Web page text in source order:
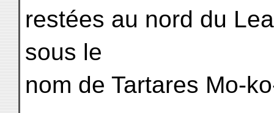
restées au nord du
sous le
nom de Tartares Mo-